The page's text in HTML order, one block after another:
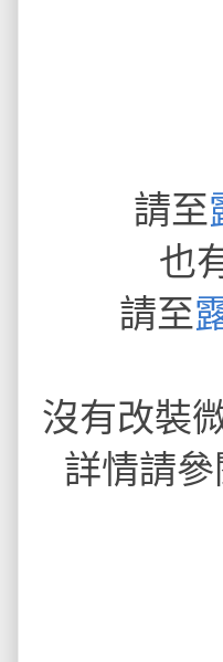
請至
也
請至
沒有改裝
詳情請參